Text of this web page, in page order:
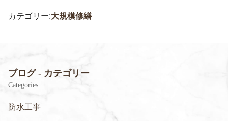
カテゴリー:大規模修繕
ブログ - カテゴリー
Categories
防水工事